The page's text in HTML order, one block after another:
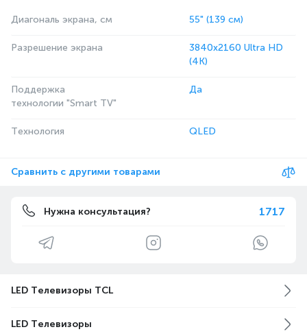
Диагональ экрана, см 55" (139 см)
Разрешение экрана
3840x2160 Ultra HD
(4K)
Поддержка
технологии "Smart TV"
Да
Технология QLED
Сравнить с другими товарами
Нужна консультация? 1717
LED Телевизоры TCL
LED Телевизоры